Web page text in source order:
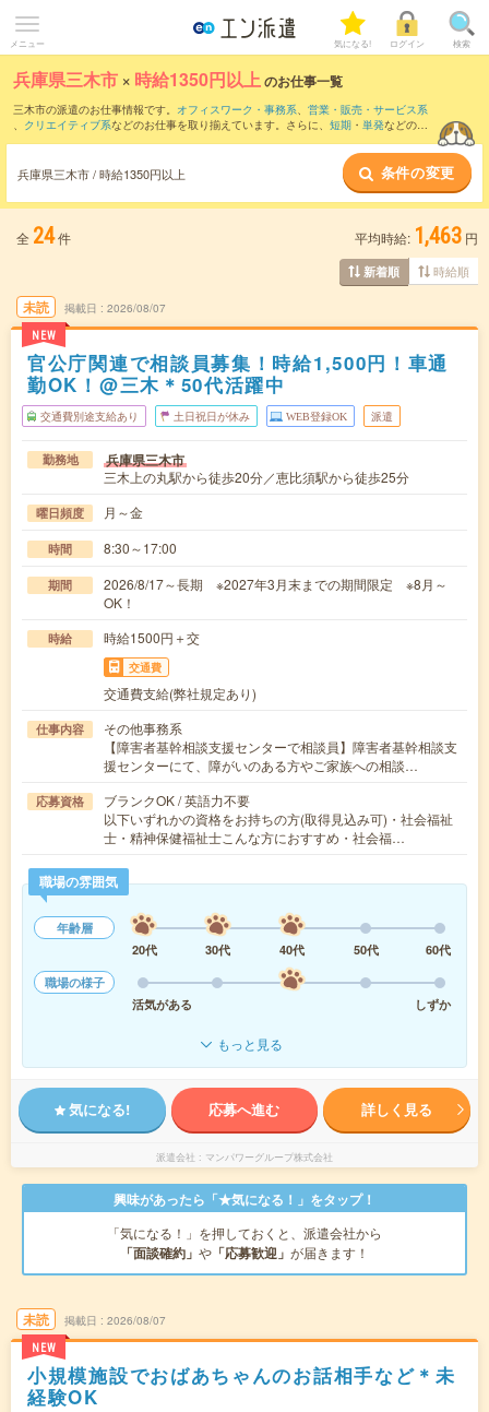
メニュー 気になる! ログイン 検索
兵庫県三木市 × 時給1350円以上のお仕事一覧
三木市の派遣のお仕事情報です。 オフィスワーク・事務系、 営業・販売・サービス系
、 クリエイティブ系などのお仕事を取り揃えています。さらに、 短期 ・ 単発などの期
兵庫県三木市 / 時給1350円以上 条件の変更
全 24件 平均時給: 1,463 円
新着順 時給順
未読
NEW
掲載日 2026/08/07
官公庁関連で相談員募集！時給1,500円！車通
勤OK！@三木＊50代活躍中
交通費別途支給あり 土日祝日が休み WEB登録OK 派遣
勤務地 兵庫県三木市
三木上の丸駅から徒歩20分／恵比須駅から徒歩25分
曜日頻度 月～金
時間 8:30～17:00
期間
2026/8/17～長期 ※2027年3月末までの期間限定 ※8月～
OK！
時給 時給1500円＋交
交通費
交通費支給(弊社規定あり)
仕事内容
その他事務系
【障害者基幹相談支援センターで相談員】障害者基幹相談支
援センターにて、障がいのある方やご家族への相談…
応募資格
ブランクOK / 英語力不要
以下いずれかの資格をお持ちの方(取得見込み可)・社会福祉
士・精神保健福祉士こんな方におすすめ・社会福…
職場の雰囲気
年齢層
20代
30代 40代 50代
60代
職場の様子
活気がある
しずか
もっと見る
気になる! 応募へ進む 詳しく見る
派遣会社 マンパワーグループ株式会社
興味があったら「★気になる！」をタップ！
「気になる！」を押しておくと、派遣会社から
「面談確約」 や 「応募歓迎」 が届きます！
未読
NEW
掲載日 2026/08/07
小規模施設でおばあちゃんのお話相手など＊未
経験OK